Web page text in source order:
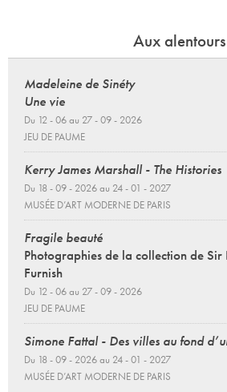
Aux alentours
Madeleine de Sinéty
Une vie
Du 12 - 06 au 27 - 09 - 2026
JEU DE PAUME
Kerry James Marshall - The Histories
Du 18 - 09 - 2026 au 24 - 01 - 2027
MUSÉE D’ART MODERNE DE PARIS
Fragile beauté
Photographies de la collection de Sir
Furnish
Du 12 - 06 au 27 - 09 - 2026
JEU DE PAUME
Simone Fattal - Des villes au fond
Du 18 - 09 - 2026 au 24 - 01 - 2027
MUSÉE D’ART MODERNE DE PARIS